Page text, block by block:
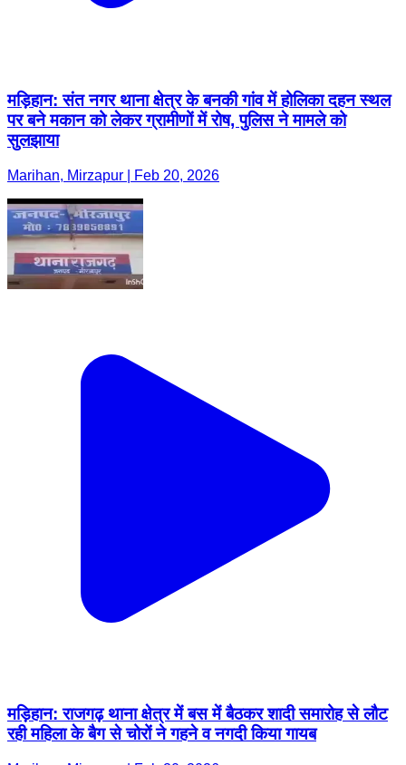
मड़िहान: संत नगर थाना क्षेत्र के बनकी गांव में होलिका दहन स्थल
पर बने मकान को लेकर ग्रामीणों में रोष, पुलिस ने मामले को
सुलझाया
Marihan, Mirzapur | Feb 20, 2026
मड़िहान: राजगढ़ थाना क्षेत्र में बस में बैठकर शादी समारोह से लौट
रही महिला के बैग से चोरों ने गहने व नगदी किया गायब